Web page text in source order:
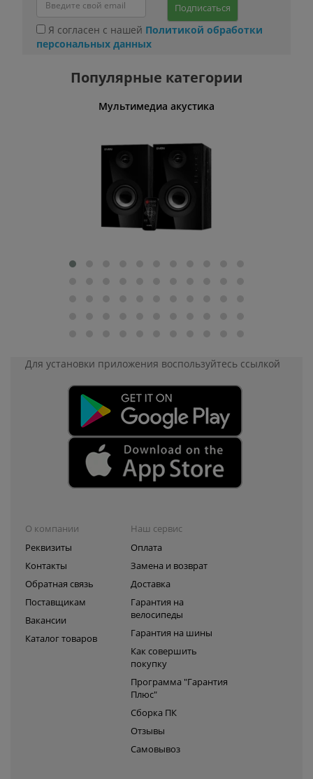
Подписаться
Я согласен с нашей Политикой обработки
персональных данных
Популярные категории
Мультимедиа акустика
Для установки приложения воспользуйтесь ссылкой
О компании
Реквизиты
Контакты
Обратная связь
Поставщикам
Вакансии
Каталог товаров
Наш сервис
Оплата
Замена и возврат
Доставка
Гарантия на
велосипеды
Гарантия на шины
Как совершить
покупку
Программа "Гарантия
Плюс"
Сборка ПК
Отзывы
Самовывоз